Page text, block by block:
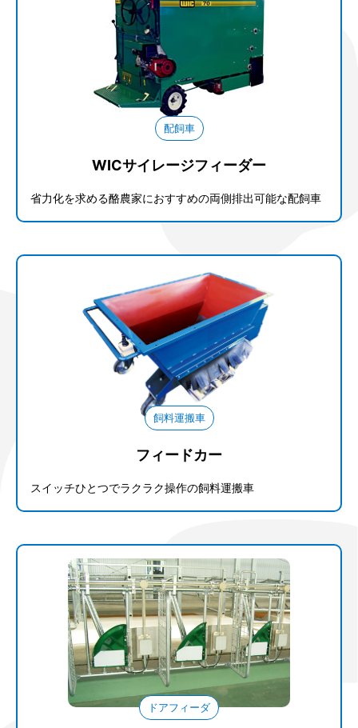
配飼車
WICサイレージフィーダー
省力化を求める酪農家におすすめの両側排出可能な配飼車
飼料運搬車
フィードカー
スイッチひとつでラクラク操作の飼料運搬車
ドアフィーダ